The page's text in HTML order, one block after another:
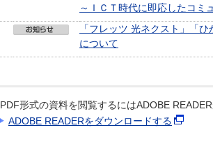
～ＩＣＴ時代に即応したコミ
「フレッツ 光ネクスト」「
について
PDF形式の資料を閲覧するにはADOBE
ADOBE READERをダウンロードする